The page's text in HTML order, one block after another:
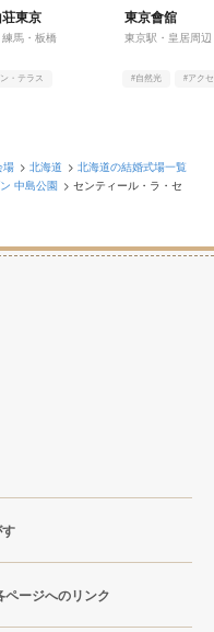
東京
馬・板橋
・テラス
東京會舘
東京駅・皇居周辺
#自然光
#アク
場 北海道
北海道の結婚式場一覧
中島公園
センティール・ラ・セ
ージへのリンク